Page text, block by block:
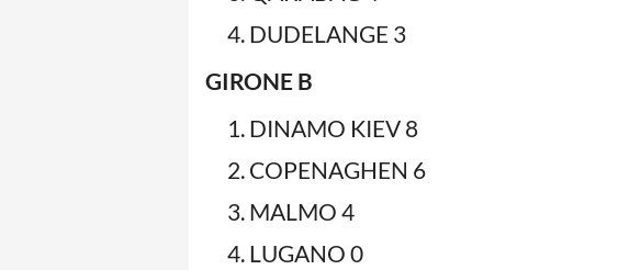
DUDELANGE 3
GIRONE B
DINAMO KIEV 8
COPENAGHEN 6
MALMO 4
LUGANO 0